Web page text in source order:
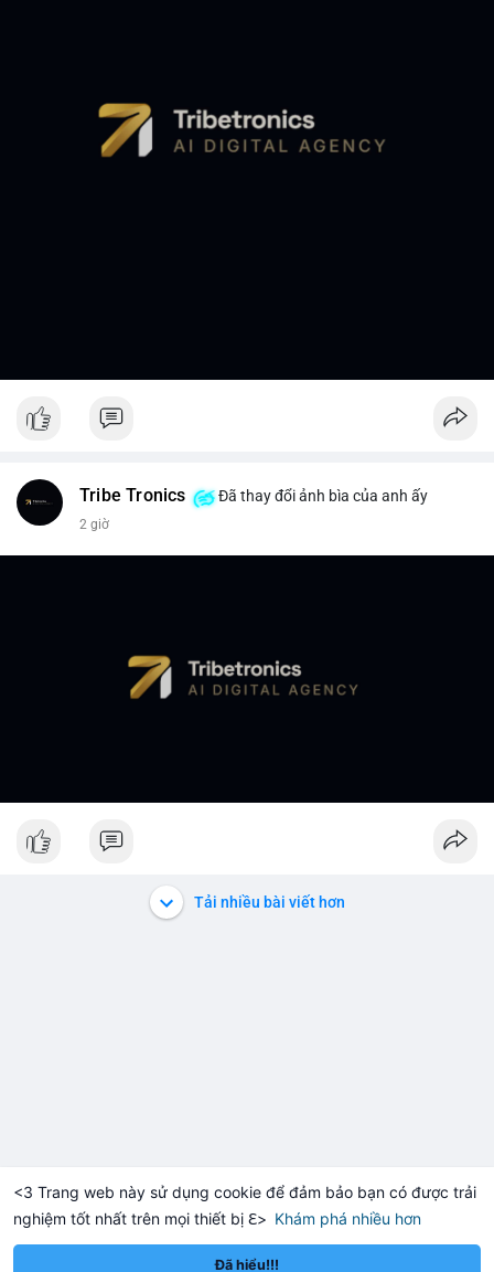
<3 Trang web này sử dụng cookie để đảm bảo bạn có được trải
nghiệm tốt nhất trên mọi thiết bị ℇ> Khám phá nhiều hơn
Đã hiểu!!!
$1,920.32 +0.34% Solana SOL $73.92 +0.75%
Tribe Tronics Đã thay đổi ảnh bìa của anh ấy
2 giờ
Tải nhiều bài viết hơn